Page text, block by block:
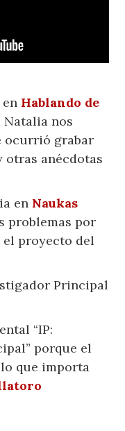
Hablando de
Natalia nos
ocurrió grabar
otras anécdotas
en Naukas
problemas por
el proyecto del
Principal
“IP:
porque el
que importa